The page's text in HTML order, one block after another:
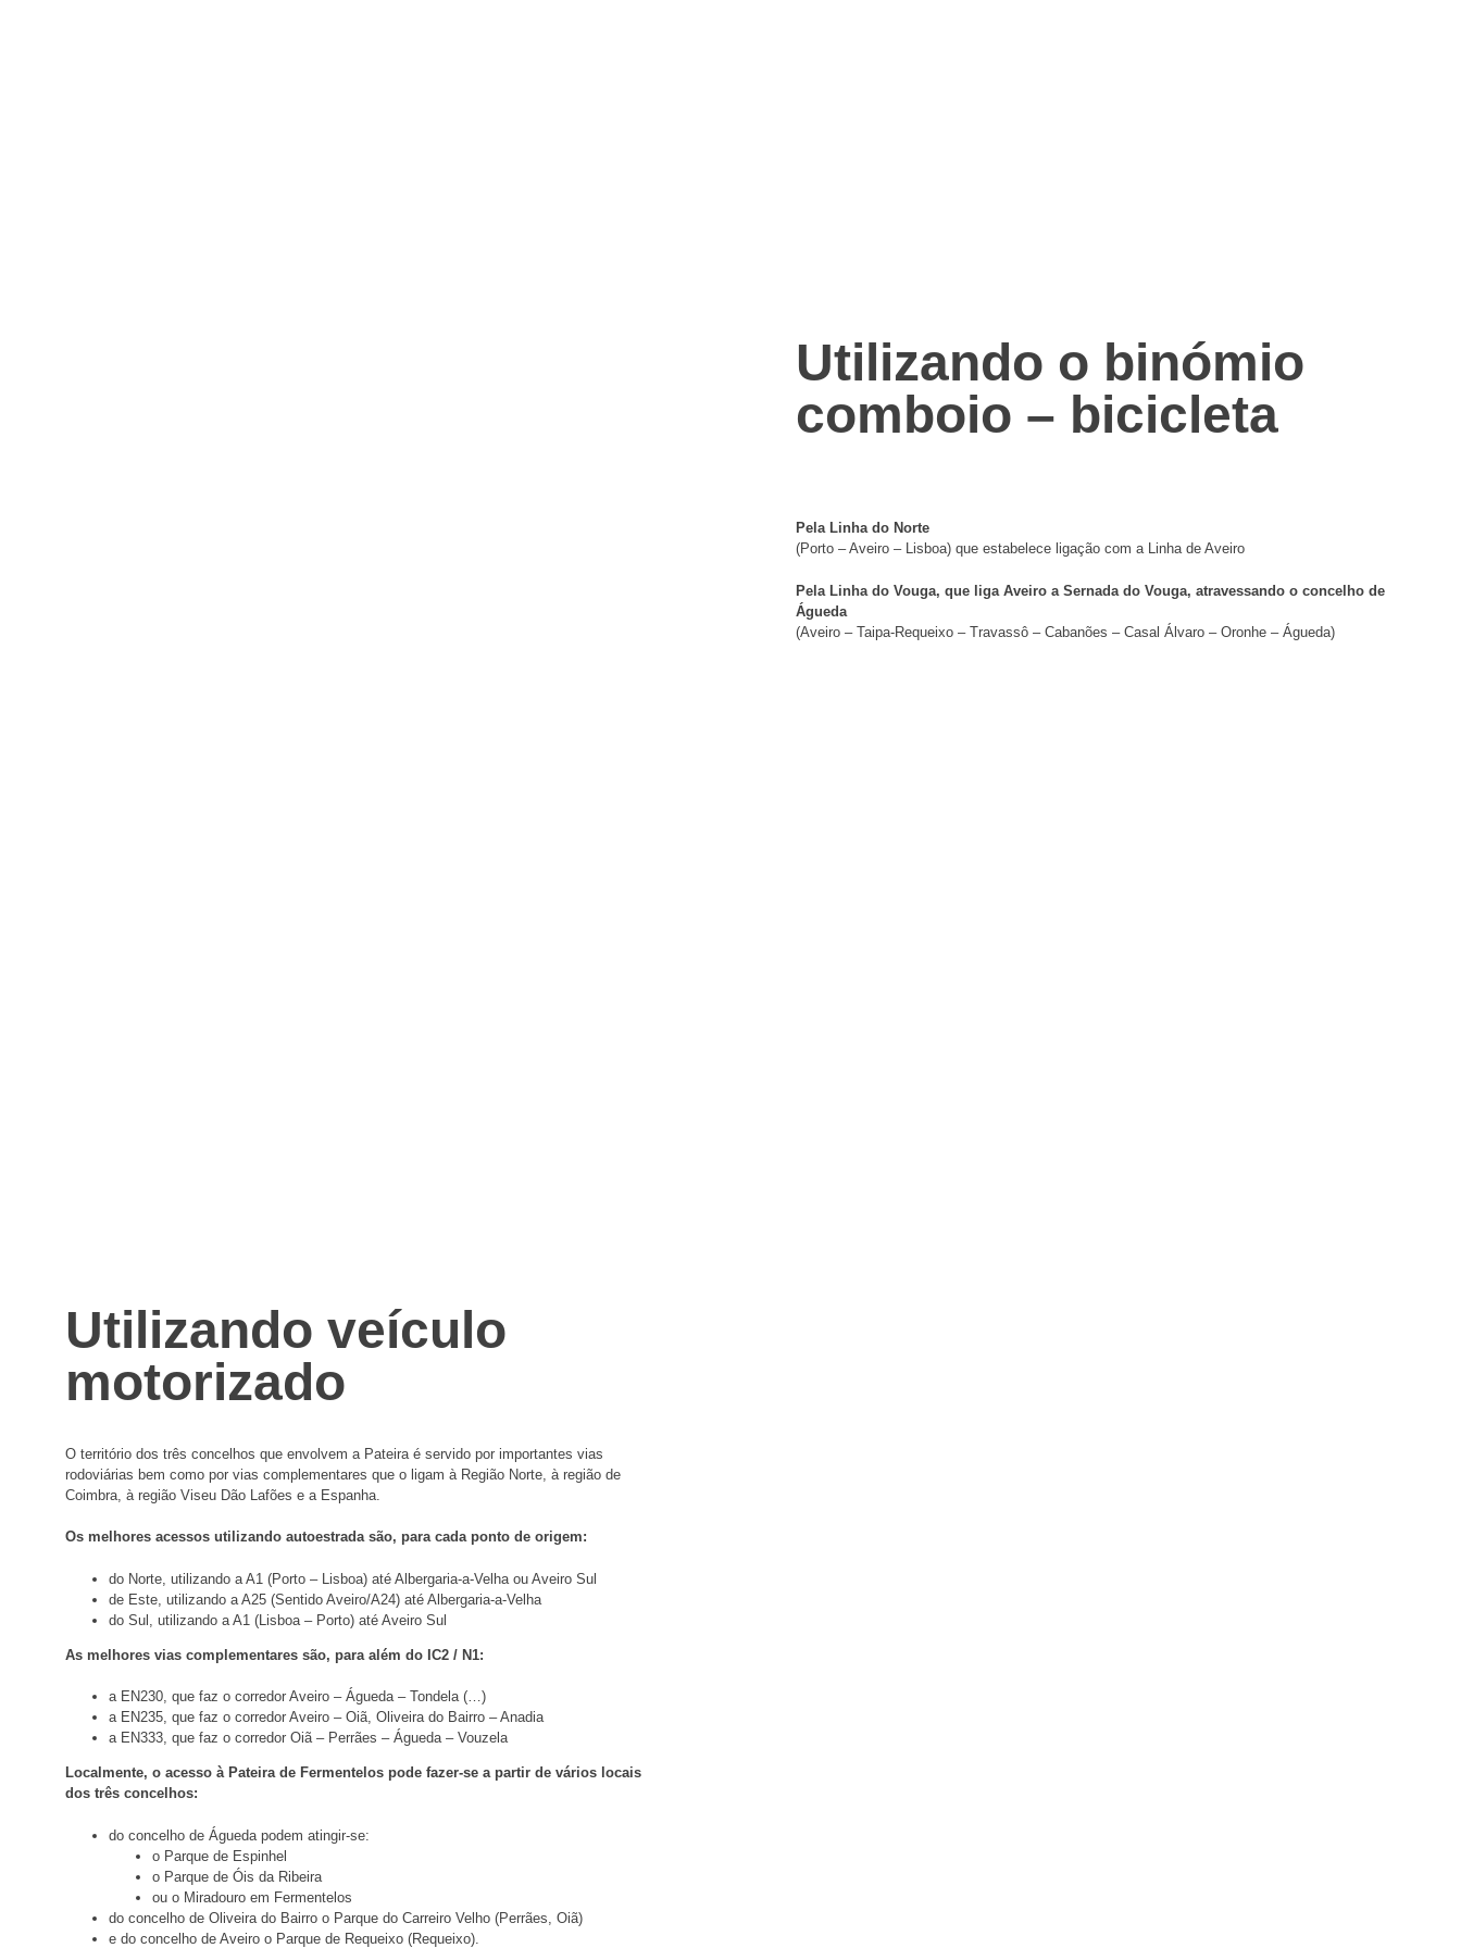
Utilizando o binómio
comboio – bicicleta
Pela Linha do Norte
(Porto – Aveiro – Lisboa) que estabelece ligação com a Linha de Aveiro
Pela Linha do Vouga, que liga Aveiro a Sernada do Vouga, atravessando o concelho de
Águeda
(Aveiro – Taipa-Requeixo – Travassô – Cabanões – Casal Álvaro – Oronhe – Águeda)
Utilizando veículo
motorizado
O território dos três concelhos que envolvem a Pateira é servido por importantes vias
rodoviárias bem como por vias complementares que o ligam à Região Norte, à região de
Coimbra, à região Viseu Dão Lafões e a Espanha.
Os melhores acessos utilizando autoestrada são, para cada ponto de origem:
do Norte, utilizando a A1 (Porto – Lisboa) até Albergaria-a-Velha ou Aveiro Sul
de Este, utilizando a A25 (Sentido Aveiro/A24) até Albergaria-a-Velha
do Sul, utilizando a A1 (Lisboa – Porto) até Aveiro Sul
As melhores vias complementares são, para além do IC2 / N1:
a EN230, que faz o corredor Aveiro – Águeda – Tondela (…)
a EN235, que faz o corredor Aveiro – Oiã, Oliveira do Bairro – Anadia
a EN333, que faz o corredor Oiã – Perrães – Águeda – Vouzela
Localmente, o acesso à Pateira de Fermentelos pode fazer-se a partir de vários locais
dos três concelhos:
do concelho de Águeda podem atingir-se:
o Parque de Espinhel
o Parque de Óis da Ribeira
ou o Miradouro em Fermentelos
do concelho de Oliveira do Bairro o Parque do Carreiro Velho (Perrães, Oiã)
e do concelho de Aveiro o Parque de Requeixo (Requeixo).